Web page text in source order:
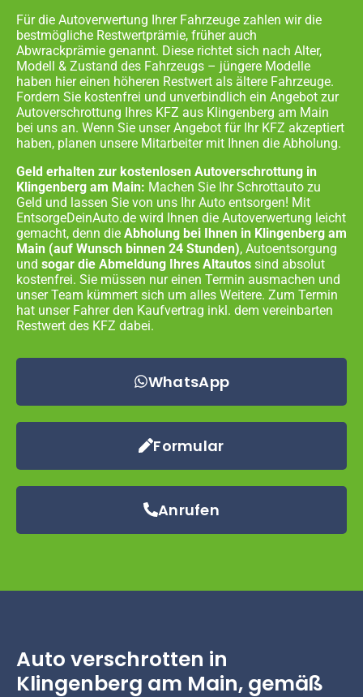
Für die Autoverwertung Ihrer Fahrzeuge zahlen wir die
bestmögliche Restwertprämie, früher auch
Abwrackprämie genannt. Diese richtet sich nach Alter,
Modell & Zustand des Fahrzeugs – jüngere Modelle
haben hier einen höheren Restwert als ältere Fahrzeuge.
Fordern Sie kostenfrei und unverbindlich ein Angebot zur
Autoverschrottung Ihres KFZ aus Klingenberg am Main
bei uns an. Wenn Sie unser Angebot für Ihr KFZ akzeptiert
haben, planen unsere Mitarbeiter mit Ihnen die Abholung.
Geld erhalten zur kostenlosen Autoverschrottung in
Klingenberg am Main: Machen Sie Ihr Schrottauto zu
Geld und lassen Sie von uns Ihr Auto entsorgen! Mit
EntsorgeDeinAuto.de wird Ihnen die Autoverwertung leicht
gemacht, denn die Abholung bei Ihnen in Klingenberg am
Main (auf Wunsch binnen 24 Stunden), Autoentsorgung
und sogar die Abmeldung Ihres Altautos sind absolut
kostenfrei. Sie müssen nur einen Termin ausmachen und
unser Team kümmert sich um alles Weitere. Zum Termin
hat unser Fahrer den Kaufvertrag inkl. dem vereinbarten
Restwert des KFZ dabei.
WhatsApp
Formular
Anrufen
Auto verschrotten in
Klingenberg am Main, gemäß